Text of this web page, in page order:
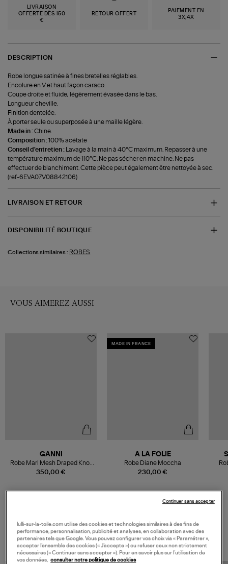
LIVRAISON
OFFERTE DÈS 150
€
RETOUR OFFERT
PAIEMENT EN
3X,4X
DESCRIPTION
Robe longue satinée à fines bretelles réglables.
Encolure en V et haut façon caraco.
Coupe droite et fluide, légèrement évasée dans le bas.
Longueur cheville.
Finition dentelée.
À porter seule ou superposée à une maille légère.
Made in :Chine.
Composition :100% acétate
Conseil d'entretien : Lavage à la main à 40°C maximum. Repasser à une
température maximum de 110°C. Ne pas sécher en machine. Ne pas
effectuer de blanchiment. Cette pièce peut également être nettoyée à sec.
(ref-6EVA07V08842106)
LIVRAISON ET RETOUR
DISPONIBILITÉ BOUTIQUE
Collections similaires : ROBES
VOUS AIMEREZ AUSSI
350,00 €
GANNI
Robe Marl Mesh Draped Knot
Demitasse
MADE IN FRANCE
230,00 €
A LA FOLIE
Robe Diane Moccha
VOS DERNIERS PRODUITS VUS
lulli-sur-la-toile.com utilise des cookies et technologies similaires à des fins de
performance, personnalisation, publicité et analyses, en collaboration avec des
partenaires tels que Google. Vous pouvez configurer vos choix via « Paramétrer »,
accepter l’ensemble des cookies (« J’accepte ») ou refuser ceux non strictement
nécessaires (« Continuer sans accepter »). Pour en savoir plus sur l’utilisation de
vos données, consulter notre politique de cookies
Continuer sans accepter